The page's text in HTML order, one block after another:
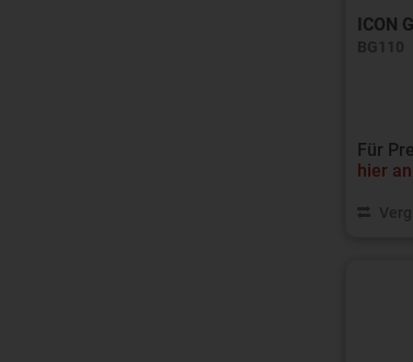
ICON
BG110
Für
hier